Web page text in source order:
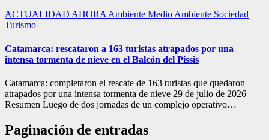
ACTUALIDAD AHORAAmbiente Medio Ambiente Sociedad
Turismo
Catamarca: rescataron a 163 turistas atrapados por una
intensa tormenta de nieve en el Balcón del Pissis
Catamarca: completaron el rescate de 163 turistas que quedaron
atrapados por una intensa tormenta de nieve 29 de julio de 2026
Resumen Luego de dos jornadas de un complejo operativo…
Paginación de entradas